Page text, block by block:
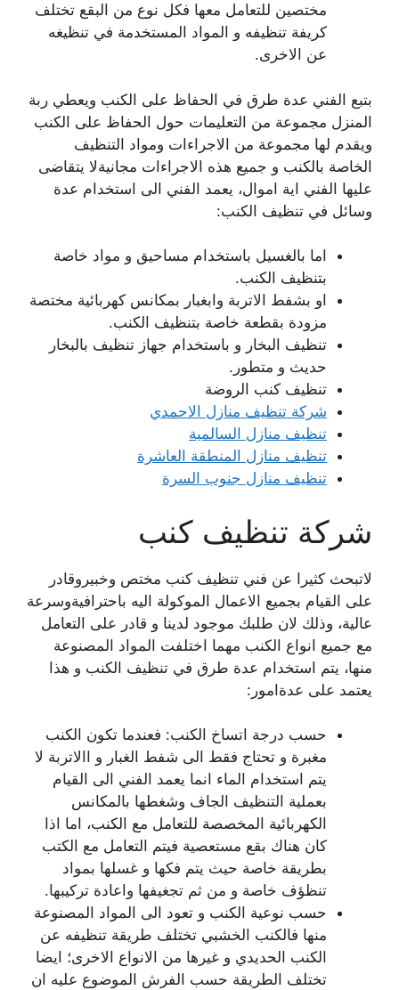
مختصين للتعامل معها فكل نوع من البقع تختلف
كريفة تنظيفه و المواد المستخدمة في تنظيغه
عن الاخرى.
بتبع الفني عدة طرق في الحفاظ على الكنب ويعطي ربة
المنزل مجموعة من التعليمات حول الحفاظ على الكنب
ويقدم لها مجموعة من الاجراءات ومواد التنظيف
الخاصة بالكنب و جميع هذه الاجراءات مجانيةلا يتقاضى
عليها الفني اية اموال، يعمد الفني الى استخدام عدة
وسائل في تنظيف الكنب:
اما بالغسيل باستخدام مساحيق و مواد خاصة
بتنظيف الكنب.
او بشفط الاتربة وابغبار بمكانس كهربائية مختصة
مزودة بقطعة خاصة بتنظيف الكنب.
تنظيف البخار و باستخدام جهاز تنظيف بالبخار
حديث و متطور.
تنظيف كنب الروضة
شركة تنظيف منازل الاحمدي
تنظيف منازل السالمية
تنظيف منازل المنطقة العاشرة
تنظيف منازل جنوب السرة
شركة تنظيف كنب
لاتبحث كثيرا عن فني تنظيف كنب مختص وخبيروقادر
على القيام بجميع الاعمال الموكولة اليه باحترافيةوسرعة
عالية، وذلك لان طلبك موجود لدينا و قادر على التعامل
مع جميع انواع الكنب مهما اختلفت المواد المصنوعة
منها، يتم استخدام عدة طرق في تنظيف الكنب و هذا
يعتمد على عدةامور:
حسب درجة اتساخ الكنب: فعندما تكون الكنب
مغبرة و تحتاج فقط الى شفط الغبار و االاتربة لا
يتم استخدام الماء انما يعمد الفني الى القيام
بعملية التنظيف الجاف وشغطها بالمكانس
الكهربائية المخصصة للتعامل مع الكنب، اما اذا
كان هناك بقع مستعصية فيتم التعامل مع الكتب
بطريقة خاصة حيث يتم فكها و غسلها بمواد
تنظؤف خاصة و من ثم تجغيفها واعادة تركيبها.
حسب نوعية الكنب و تعود الى المواد المصنوعة
منها فالكنب الخشبي تختلف طريقة تنظيفه عن
الكنب الحديدي و غيرها من الانواع الاخرى؛ ايضا
تختلف الطريقة حسب الفرش الموضوع عليه ان